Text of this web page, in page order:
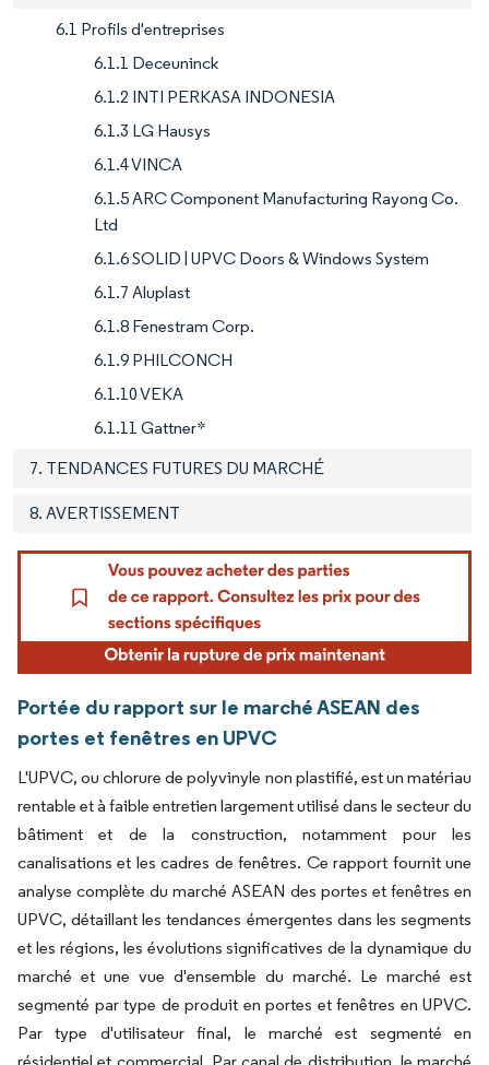
6.1 Profils d'entreprises
6.1.1 Deceuninck
6.1.2 INTI PERKASA INDONESIA
6.1.3 LG Hausys
6.1.4 VINCA
6.1.5 ARC Component Manufacturing Rayong Co.
Ltd
6.1.6 SOLID | UPVC Doors & Windows System
6.1.7 Aluplast
6.1.8 Fenestram Corp.
6.1.9 PHILCONCH
6.1.10 VEKA
6.1.11 Gattner*
7. TENDANCES FUTURES DU MARCHÉ
8. AVERTISSEMENT
Portée du rapport sur le marché ASEAN des
portes et fenêtres en UPVC
L'UPVC, ou chlorure de polyvinyle non plastifié, est un matériau
rentable et à faible entretien largement utilisé dans le secteur du
bâtiment et de la construction, notamment pour les
canalisations et les cadres de fenêtres. Ce rapport fournit une
analyse complète du marché ASEAN des portes et fenêtres en
UPVC, détaillant les tendances émergentes dans les segments
et les régions, les évolutions significatives de la dynamique du
marché et une vue d'ensemble du marché. Le marché est
segmenté par type de produit en portes et fenêtres en UPVC.
Par type d'utilisateur final, le marché est segmenté en